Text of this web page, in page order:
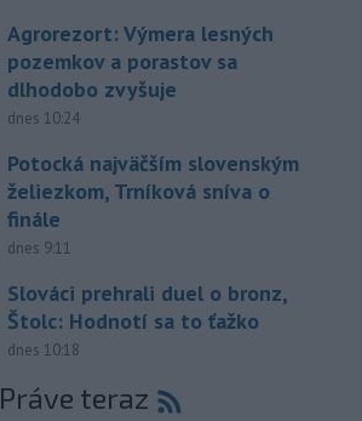
Agrorezort: Výmera lesných
pozemkov a porastov sa
dlhodobo zvyšuje
dnes 10:24
Potocká najväčším slovenským
želiezkom, Trníková sníva o
finále
dnes 9:11
Slováci prehrali duel o bronz,
Štolc: Hodnotí sa to ťažko
dnes 10:18
Práve teraz